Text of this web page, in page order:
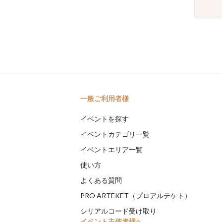
一般ご利用者様
イベントを探す
イベントカテゴリ一覧
イベントエリア一覧
使い方
よくある質問
PRO ARTEKET（プロアルテケト）
シリアルコード受け取り